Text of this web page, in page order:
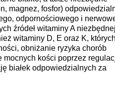
magnez, fosfor)
odpornościowego i
źródeł witaminy A
witaminy D, E oraz K,
obniżanie ryzyka chorób
mocnych kości poprzez
białek odpowiedzialnych za